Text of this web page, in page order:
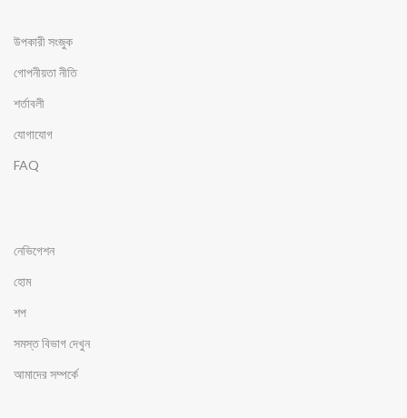
উপকারী সংজুক
গোপনীয়তা নীতি
শর্তাবলী
যোগাযোগ
FAQ
নেভিগেশন
হোম
শপ
সমস্ত বিভাগ দেখুন
আমাদের সম্পর্কে